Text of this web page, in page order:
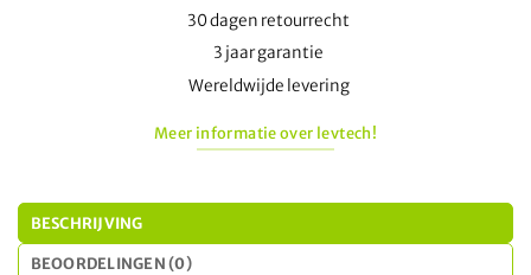
30 dagen retourrecht
3 jaar garantie
Wereldwijde levering
Meer informatie over levtech!
BESCHRIJVING
BEOORDELINGEN (0)